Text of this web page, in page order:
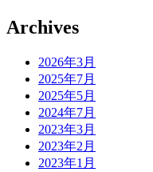
Archives
2026年3月
2025年7月
2025年5月
2024年7月
2023年3月
2023年2月
2023年1月